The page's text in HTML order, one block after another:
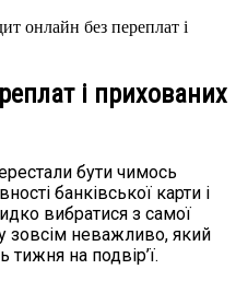
онлайн без переплат і
і прихованих
бути чимось
банківської карти і
вибратися з самої
зовсім неважливо, який
тижня на подвір’ї.